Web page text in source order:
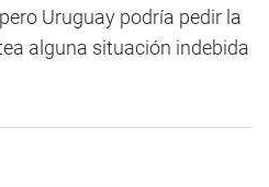
Uruguay podría pedir la
alguna situación indebida